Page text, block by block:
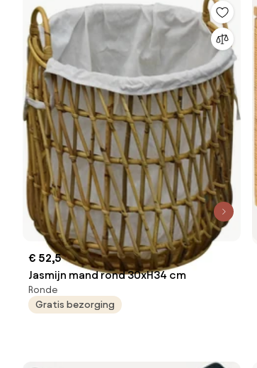
€ 52,5
Jasmijn mand rond 30xH34 cm
Ronde
Gratis bezorging